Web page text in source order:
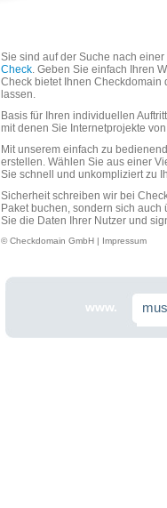
Sie sind auf der Suche nach
Check. Geben Sie einfach Ihren
Check bietet Ihnen
lassen.
Basis für Ihren individuellen
mit denen Sie Internetprojekte
Mit unserem einfach zu
erstellen. Wählen Sie aus einer
Sie schnell und unkompliziert zu
Sicherheit schreiben wir bei
Paket buchen, sondern sich
Sie die Daten Ihrer Nutzer und
© Checkdomain GmbH | Impressum
www.